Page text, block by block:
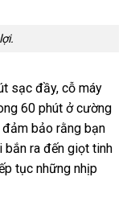
sạc đầy, cỗ máy
60 phút ở cường
bảo rằng bạn
bắn ra đến giọt tinh
tục những nhịp